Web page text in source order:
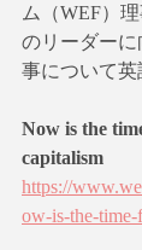
ム（WEF）
のリーダー
事について英
Now is the
capitalism
https://
ow-is-the-time-